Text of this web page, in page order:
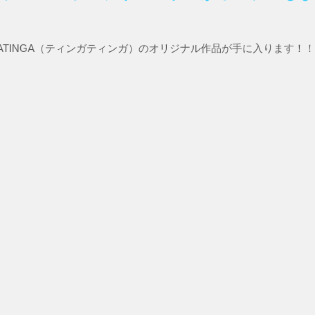
（ティンガティンガ）のオリジナル作品が手に入ります！！